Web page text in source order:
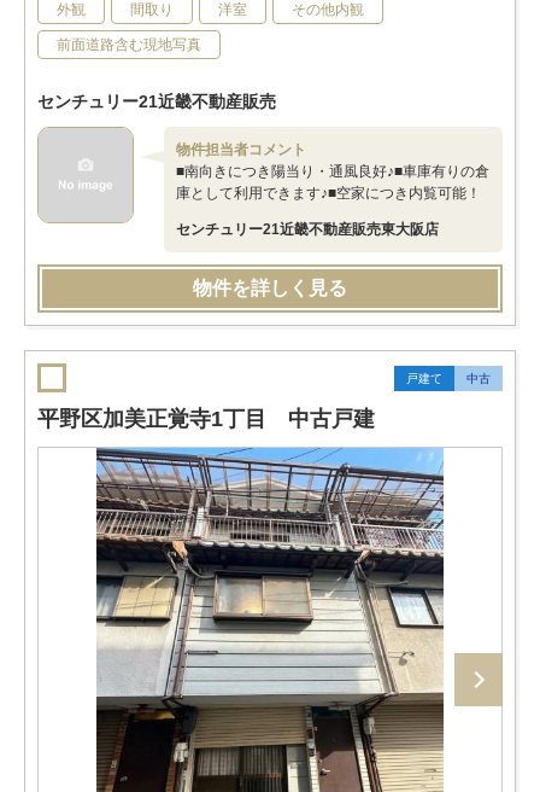
外観 間取り 洋室 その他内観
前面道路含む現地写真
センチュリー21近畿不動産販売
物件担当者コメント
■南向きにつき陽当り・通風良好♪■車庫有りの倉
庫として利用できます♪■空家につき内覧可能！
センチュリー21近畿不動産販売東大阪店
物件を詳しく見る
戸建て 中古
平野区加美正覚寺1丁目 中古戸建